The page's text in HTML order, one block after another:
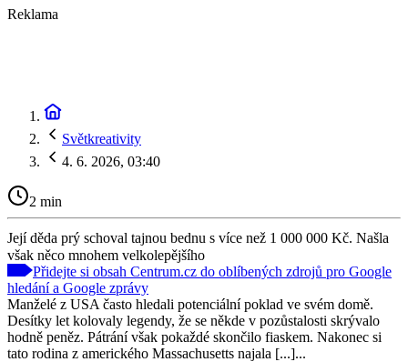
Reklama
Světkreativity
4. 6. 2026, 03:40
2 min
Její děda prý schoval tajnou bednu s více než 1 000 000 Kč. Našla
však něco mnohem velkolepějšího
Přidejte si obsah Centrum.cz do oblíbených zdrojů pro Google
hledání a Google zprávy
Manželé z USA často hledali potenciální poklad ve svém domě.
Desítky let kolovaly legendy, že se někde v pozůstalosti skrývalo
hodně peněz. Pátrání však pokaždé skončilo fiaskem. Nakonec si
tato rodina z amerického Massachusetts najala [...]...